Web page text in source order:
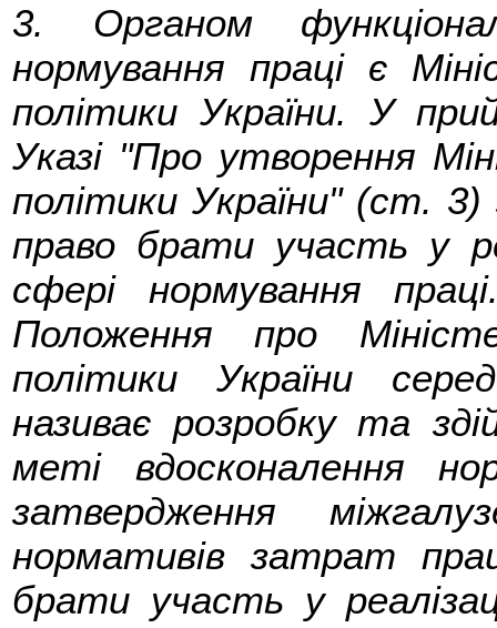
3. Органом
нормування праці є
політики України. У
Указі "Про утворення
політики України" (ст.
право брати участь у
сфері нормування
Положення про
політики України
називає розробку та
меті вдосконалення
затвердження
нормативів затрат
брати участь у